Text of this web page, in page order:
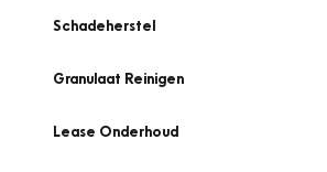
Schadeherstel
Granulaat Reinigen
Lease Onderhoud